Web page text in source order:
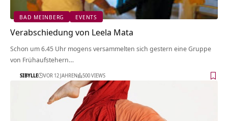
BAD MEINBERG EVENTS
Verabschiedung von Leela Mata
Schon um 6.45 Uhr mogens versammelten sich gestern eine Gruppe
von Frühaufstehern…
SIBYLLE VOR 12 JAHREN 500 VIEWS